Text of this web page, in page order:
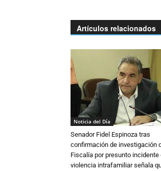
Artículos relacionados
Noticia del Día
Senador Fidel Espinoza tras
confirmación de investigación
Fiscalía por presunto incidente
violencia intrafamiliar señala